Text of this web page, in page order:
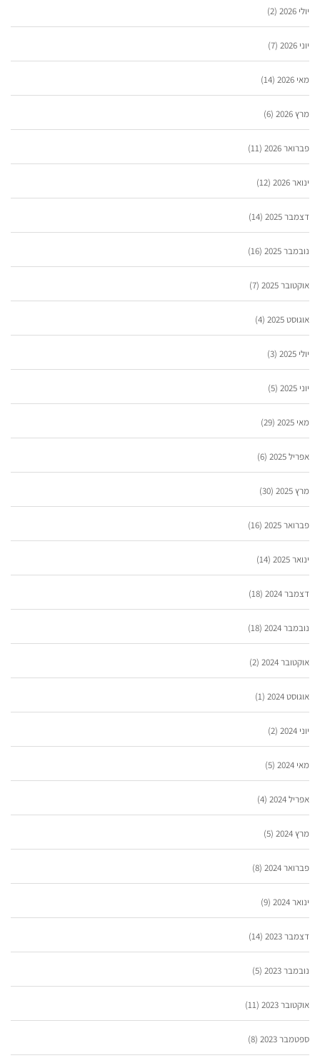
יולי 2026 (2)
יוני 2026 (7)
מאי 2026 (14)
מרץ 2026 (6)
פברואר 2026 (11)
ינואר 2026 (12)
דצמבר 2025 (14)
נובמבר 2025 (16)
אוקטובר 2025 (7)
אוגוסט 2025 (4)
יולי 2025 (3)
יוני 2025 (5)
מאי 2025 (29)
אפריל 2025 (6)
מרץ 2025 (30)
פברואר 2025 (16)
ינואר 2025 (14)
דצמבר 2024 (18)
נובמבר 2024 (18)
אוקטובר 2024 (2)
אוגוסט 2024 (1)
יוני 2024 (2)
מאי 2024 (5)
אפריל 2024 (4)
מרץ 2024 (5)
פברואר 2024 (8)
ינואר 2024 (9)
דצמבר 2023 (14)
נובמבר 2023 (5)
אוקטובר 2023 (11)
ספטמבר 2023 (8)